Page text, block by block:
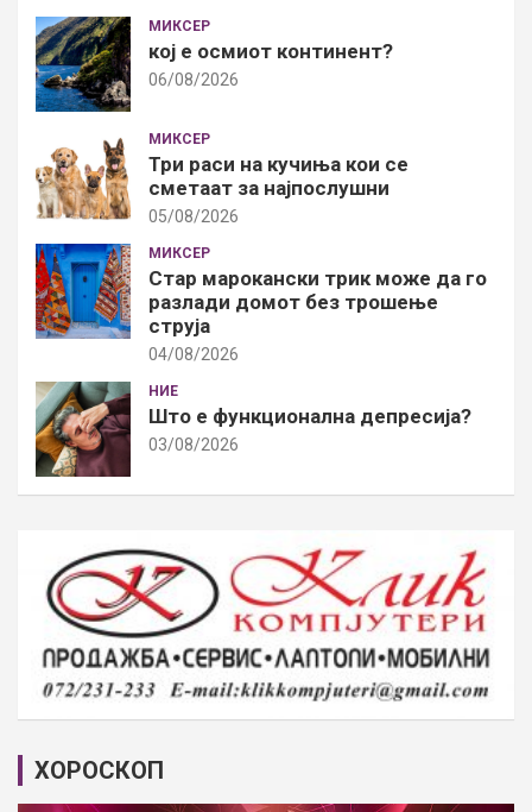
МИКСЕР
кој е осмиот континент?
06/08/2026
МИКСЕР
Три раси на кучиња кои се
сметаат за најпослушни
05/08/2026
МИКСЕР
Стар марокански трик може да го
разлади домот без трошење
струја
04/08/2026
НИЕ
Што е функционална депресија?
03/08/2026
ХОРОСКОП